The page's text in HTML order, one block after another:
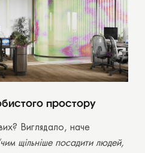
простору
Виглядало, наче
щільніше посадити людей,